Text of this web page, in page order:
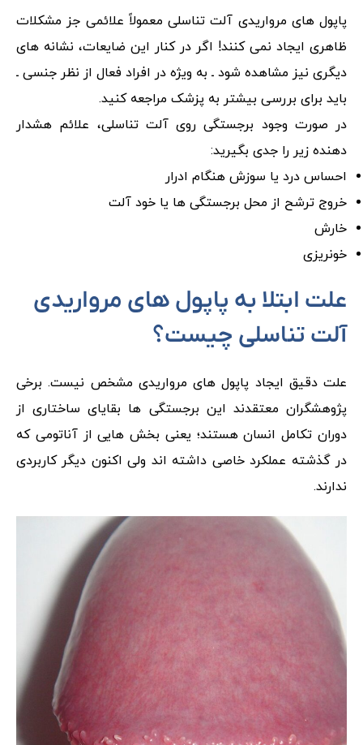
پاپول‌ های مرواریدی آلت تناسلی معمولاً علائمی جز مشکلات
ظاهری ایجاد نمی کنند! اگر در کنار این ضایعات، نشانه‌ های
دیگری نیز مشاهده شود ـ به ویژه در افراد فعال از نظر جنسی ـ
باید برای بررسی بیشتر به پزشک مراجعه کنید.
در صورت وجود برجستگی روی آلت تناسلی، علائم هشدار
دهنده زیر را جدی بگیرید:
احساس درد یا سوزش هنگام ادرار
خروج ترشح از محل برجستگی‌ ها یا خود آلت
خارش
خونریزی
علت ابتلا به پاپول‌ های مرواریدی
آلت تناسلی چیست؟
علت دقیق ایجاد پاپول‌ های مرواریدی مشخص نیست. برخی
پژوهشگران معتقدند این برجستگی‌ ها بقایای ساختاری از
دوران تکامل انسان هستند؛ یعنی بخش‌ هایی از آناتومی که
در گذشته عملکرد خاصی داشته اند ولی اکنون دیگر کاربردی
ندارند.